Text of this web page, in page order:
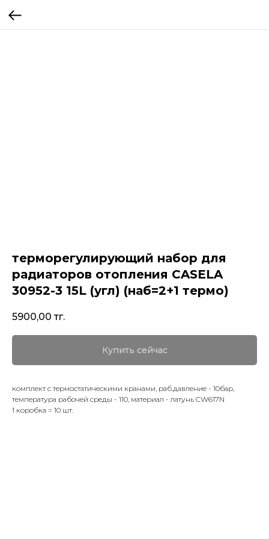
терморегулирующий набор для
радиаторов отопления CASELA
30952-3 15L (угл) (наб=2+1 термо)
5900,00 тг.
Купить сейчас
комплект с термостатическими кранами, раб.давление - 10бар,
температура рабочей среды - 110, материал - латунь CW617N
1 коробка = 10 шт.